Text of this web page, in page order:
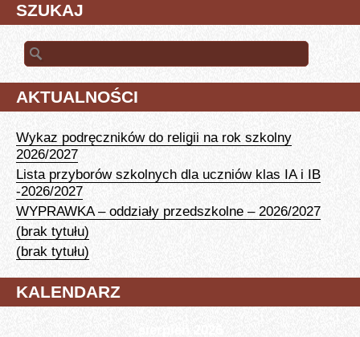
SZUKAJ
Szukaj:
AKTUALNOŚCI
Wykaz podręczników do religii na rok szkolny
2026/2027
Lista przyborów szkolnych dla uczniów klas IA i IB
-2026/2027
WYPRAWKA – oddziały przedszkolne – 2026/2027
(brak tytułu)
(brak tytułu)
KALENDARZ